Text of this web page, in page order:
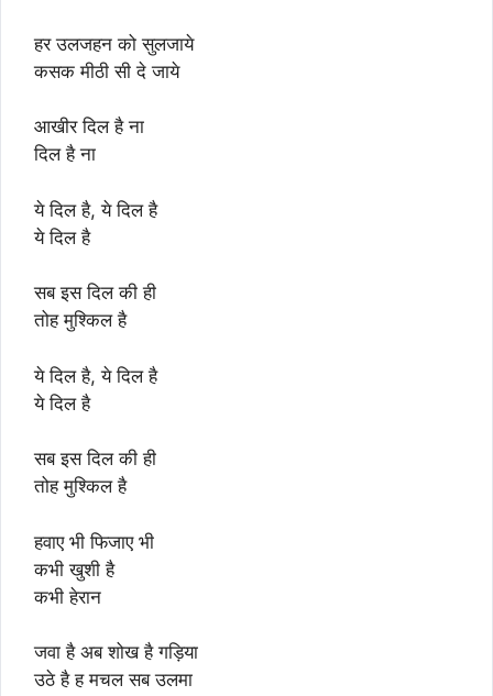
हर उलजहन को सुलजाये
कसक मीठी सी दे जाये
आखीर दिल है ना
दिल है ना
ये दिल है, ये दिल है
ये दिल है
सब इस दिल की ही
तोह मुश्किल है
ये दिल है, ये दिल है
ये दिल है
सब इस दिल की ही
तोह मुश्किल है
हवाए भी फिजाए भी
कभी खुशी है
कभी हेरान
जवा है अब शोख है गड़िया
उठे है ह मचल सब उलमा